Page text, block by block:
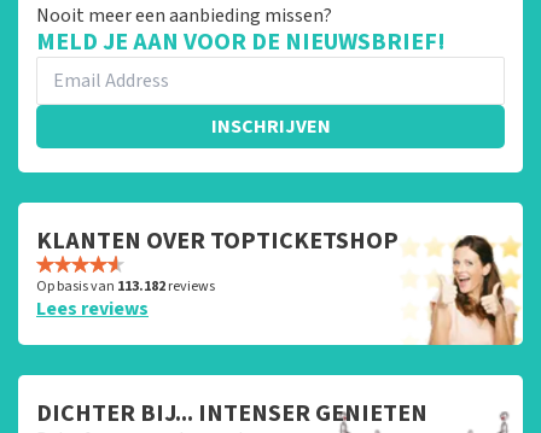
Nooit meer een aanbieding missen?
MELD JE AAN VOOR DE NIEUWSBRIEF!
INSCHRIJVEN
KLANTEN OVER TOPTICKETSHOP
Op basis van 113.182reviews
Lees reviews
DICHTER BIJ... INTENSER GENIETEN